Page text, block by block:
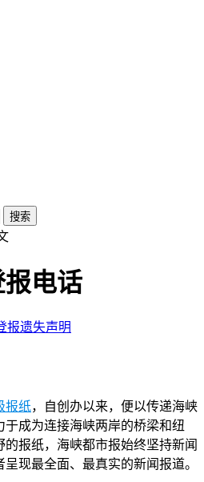
搜索
电话
报遗失声明
报纸，自创办以来，便以传递海峡
成为连接海峡两岸的桥梁和纽
报纸，海峡都市报始终坚持新闻
现最全面、最真实的新闻报道。